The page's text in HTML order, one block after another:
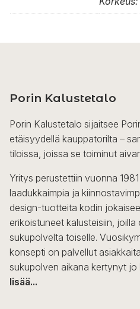
Porin Kalustetalo
Porin Kalustetalo sijaitsee
etäisyydellä kauppatorilta –
tiloissa, joissa se toiminut
Yritys perustettiin vuonna
laadukkaimpia ja
design-tuotteita kodin
erikoistuneet kalusteisiin,
sukupolvelta toiselle.
konsepti on palvellut
sukupolven aikana kertynyt jo
lisää...